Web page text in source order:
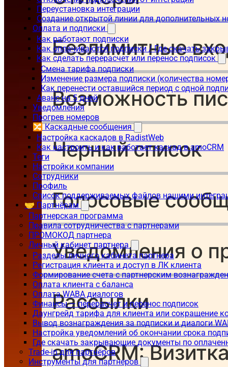
Переустановка интеграции
Создание открытой линии для дополнительных
Оплата и подписки
Как работают подписки
Как оплачиваются подписки / Где скачать
Как сделать перерасчет или перенос подписок
Смена тарифа подписки
Изменение размера подписки (количества
Как перенести оставшийся период с одной
Аванс на 5 дней
Уведомления
Прогрев номеров
🔀 Каскадные сообщения
Настройка каскадов в RadistWeb
Как настроить и как работает каскад в amoCRM
Теги
Настройки компании
Сотрудники
Профиль
Список поддерживаемых файлов нашими
🤝 Партнёрам
Партнерская программа
Правила сотрудничества с партнерами
ПРОМОКОД партнера
Личный кабинет партнера
Разделы личного кабинета партнера
Регистрация клиента и доступ в ЛК клиента
Формирование счета с партнерским
Оплата клиента с баланса
Оплата WABA диалогов
Финансы — перерасчет и перенос подписок
Даунгрейд тарифа для клиента или сокращение
Вывод вознаграждения за подписки и диалоги
Настройка уведомлений об окончании срока
Где скачать закрывающие документы по
Trade-in для партнёров
Инструменты для партнеров